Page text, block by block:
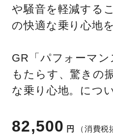
や騒音を軽減する
の快適な乗り心地
GR「パフォーマ
もたらす、驚きの
な乗り心地。につ
82,500 円 （消費税